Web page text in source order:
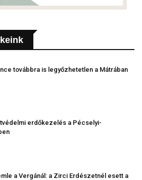
továbbra is legyőzhetetlen a Mátrában
erdőkezelés a Pécselyi-
a Vergánál: a Zirci Erdészetnél esett a